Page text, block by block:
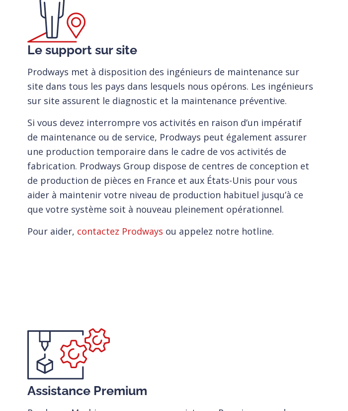
Le support sur site
Prodways met à disposition des ingénieurs de maintenance sur
site dans tous les pays dans lesquels nous opérons. Les ingénieurs
sur site assurent le diagnostic et la maintenance préventive.
Si vous devez interrompre vos activités en raison d’un impératif
de maintenance ou de service, Prodways peut également assurer
une production temporaire dans le cadre de vos activités de
fabrication. Prodways Group dispose de centres de conception et
de production de pièces en France et aux États-Unis pour vous
aider à maintenir votre niveau de production habituel jusqu’à ce
que votre système soit à nouveau pleinement opérationnel.
Pour aider, contactez Prodways ou appelez notre hotline.
Assistance Premium